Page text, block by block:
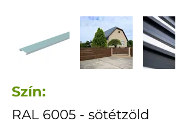
Szín:
RAL 6005 - sötétzöld